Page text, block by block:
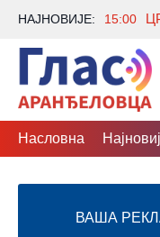
НАЈНОВИЈЕ: 15:00
Насловна
ВАША